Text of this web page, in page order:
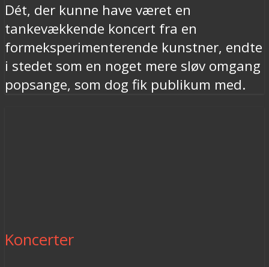
Dét, der kunne have været en
tankevækkende koncert fra en
formeksperimenterende kunstner, endte
i stedet som en noget mere sløv omgang
popsange, som dog fik publikum med.
Koncerter